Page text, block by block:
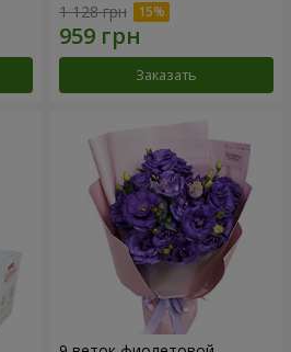
1 128 грн
Заказать